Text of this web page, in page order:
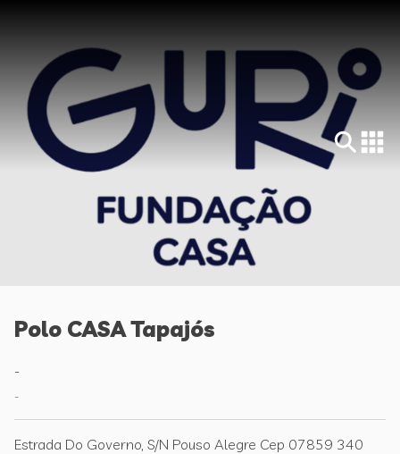
Polo CASA Tapajós
-
-
Estrada Do Governo, S/N Pouso Alegre Cep 07859 340